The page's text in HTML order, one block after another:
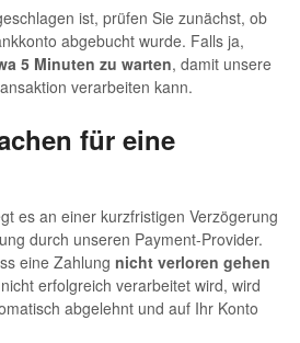
& Sicherheit
ist, prüfen Sie zunächst, ob
abgebucht wurde. Falls ja,
5 Minuten zu warten, damit unsere
verarbeiten kann.
für eine
es an einer kurzfristigen Verzögerung
durch unseren Payment-Provider.
eine Zahlung nicht verloren gehen
erfolgreich verarbeitet wird, wird
abgelehnt und auf Ihr Konto